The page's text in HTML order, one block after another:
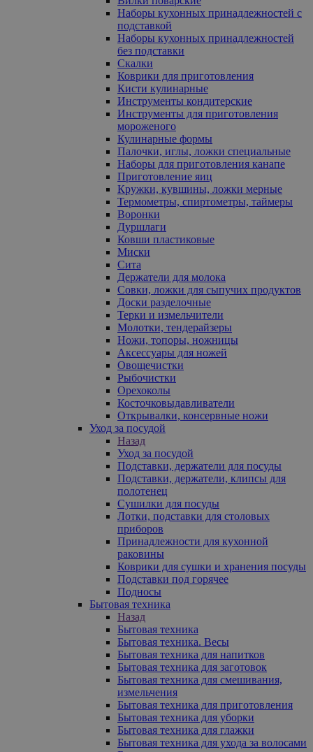
Наборы кухонных принадлежностей с
подставкой
Наборы кухонных принадлежностей
без подставки
Скалки
Коврики для приготовления
Кисти кулинарные
Инструменты кондитерские
Инструменты для приготовления
мороженого
Кулинарные формы
Палочки, иглы, ложки специальные
Наборы для приготовления канапе
Приготовление яиц
Кружки, кувшины, ложки мерные
Термометры, спиртометры, таймеры
Воронки
Дуршлаги
Ковши пластиковые
Миски
Сита
Держатели для молока
Совки, ложки для сыпучих продуктов
Доски разделочные
Терки и измельчители
Молотки, тендерайзеры
Ножи, топоры, ножницы
Аксессуары для ножей
Овощечистки
Рыбочистки
Орехоколы
Косточковыдавливатели
Открывалки, консервные ножи
Уход за посудой
Назад
Уход за посудой
Подставки, держатели для посуды
Подставки, держатели, клипсы для
полотенец
Сушилки для посуды
Лотки, подставки для столовых
приборов
Принадлежности для кухонной
раковины
Коврики для сушки и хранения посуды
Подставки под горячее
Подносы
Бытовая техника
Назад
Бытовая техника
Бытовая техника. Весы
Бытовая техника для напитков
Бытовая техника для заготовок
Бытовая техника для смешивания,
измельчения
Бытовая техника для приготовления
Бытовая техника для уборки
Бытовая техника для глажки
Бытовая техника для ухода за волосами